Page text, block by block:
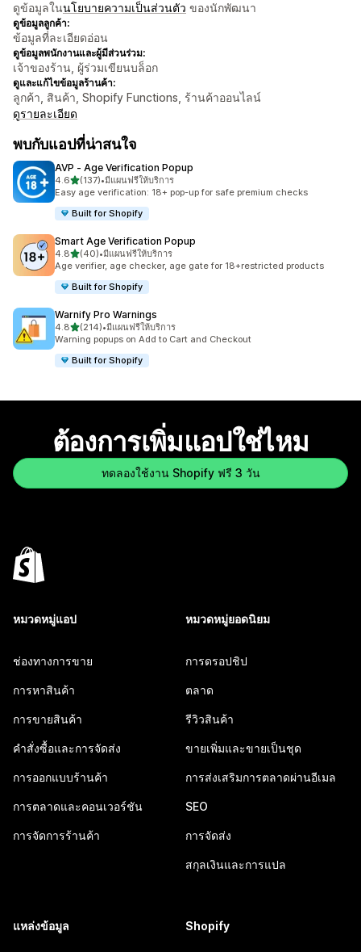
ดูข้อมูลในนโยบายความเป็นส่วนตัว ของนักพัฒนา
ดูข้อมูลลูกค้า:
ข้อมูลที่ละเอียดอ่อน
ดูข้อมูลพนักงานและผู้มีส่วนร่วม:
เจ้าของร้าน, ผู้ร่วมเขียนบล็อก
ดูและแก้ไขข้อมูลร้านค้า:
ลูกค้า, สินค้า, Shopify Functions, ร้านค้าออนไลน์
ดูรายละเอียด
พบกับแอปที่น่าสนใจ
AVP ‑ Age Verification Popup
4.6เต็ม 5 ดาว
(137)
ทั้งหมด 137 รีวิว
•มีแผนฟรีให้บริการ
Easy age verification: 18+ pop-up for safe premium checks
Built for Shopify
Smart Age Verification Popup
4.8เต็ม 5 ดาว
(40)
ทั้งหมด 40 รีวิว
•มีแผนฟรีให้บริการ
Age verifier, age checker, age gate for 18+restricted products
Built for Shopify
Warnify Pro Warnings
4.8เต็ม 5 ดาว
(214)
ทั้งหมด 214 รีวิว
•มีแผนฟรีให้บริการ
Warning popups on Add to Cart and Checkout
Built for Shopify
ต้องการเพิ่มแอปใช่ไหม
ทดลองใช้งาน Shopify ฟรี 3 วัน
หมวดหมู่แอป
ช่องทางการขาย
การหาสินค้า
การขายสินค้า
คำสั่งซื้อและการจัดส่ง
การออกแบบร้านค้า
การตลาดและคอนเวอร์ชัน
การจัดการร้านค้า
หมวดหมู่ยอดนิยม
การดรอปชิป
ตลาด
รีวิวสินค้า
ขายเพิ่มและขายเป็นชุด
การส่งเสริมการตลาดผ่านอีเมล
SEO
การจัดส่ง
สกุลเงินและการแปล
แหล่งข้อมูล Shopify